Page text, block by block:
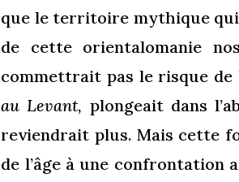
que le territoire mythique qui
de cette orientalomanie
commettrait pas le risque de
au Levant, plongeait dans
reviendrait plus. Mais cette
de l’âge à une confrontation